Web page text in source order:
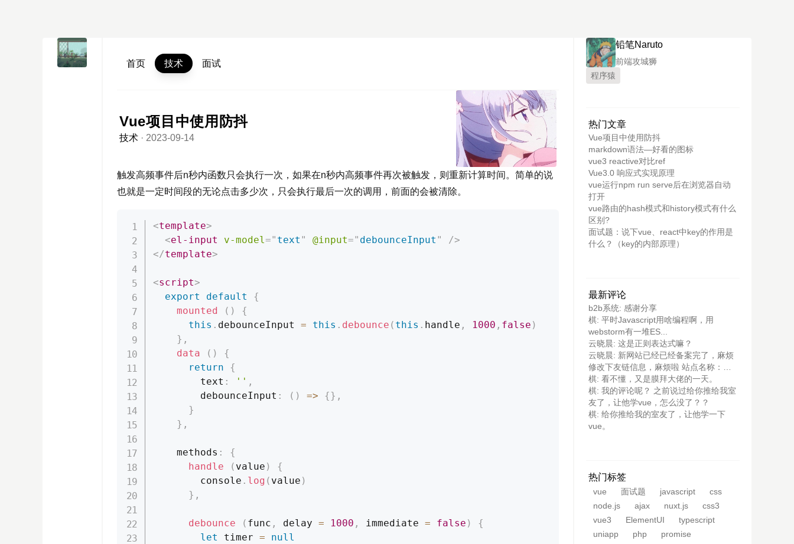
首页 技术 面试
Vue项目中使用防抖
技术 · 2023-09-14
触发高频事件后n秒内函数只会执行一次，如果在n秒内高频事件再次被触发，则重新计算时间。简单的说
也就是一定时间段的无论点击多少次，只会执行最后一次的调用，前面的会被清除。
<template>
<el-input v-model=" text " @input=" debounceInput "
/>
</template>
<script>
export
default
{
mounted
( )
{
this . debounceInput = this . debounce ( this . handle , 1000 , false )
} ,
data
( )
{
return
{
        text
: '' ,
        debounceInput
: ( ) => {} ,
}
} ,
    methods
:
{
handle
( value )
{
console . log ( value )
} ,
debounce ( func , delay = 1000 , immediate = false )
{
let timer =
null
铅笔Naruto
前端攻城狮
程序猿
热门文章
Vue项目中使用防抖
markdown语法—好看的图标
vue3 reactive对比ref
Vue3.0 响应式实现原理
vue运行npm run serve后在浏览器自动
打开
vue路由的hash模式和history模式有什么
区别?
面试题：说下vue、react中key的作用是
什么？（key的内部原理）
最新评论
b2b系统: 感谢分享
棋: 平时Javascript用啥编程啊，用
webstorm有一堆ES...
云晓晨: 这是正则表达式嘛？
云晓晨: 新网站已经已经备案完了，麻烦
修改下友链信息，麻烦啦 站点名称：
云...
棋: 看不懂，又是膜拜大佬的一天。
棋: 我的评论呢？ 之前说过给你推给我室
友了，让他学vue，怎么没了？？
棋: 给你推给我的室友了，让他学一下
vue。
热门标签
vue 面试题 javascript
css
node.js
ajax nuxt.js
css3
vue3
ElementUI
typescript
uniapp
php
promise